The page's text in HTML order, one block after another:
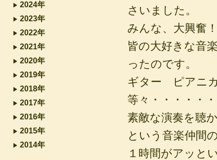
さいました。
みんな、大興
皆の大好きな音
ったのです。
ギター ピア
等々・・・・・
素敵な演奏を聴
という音楽仲間
１時間がアッと
2024年
2023年
2022年
2021年
2020年
2019年
2018年
2017年
2016年
2015年
2014年